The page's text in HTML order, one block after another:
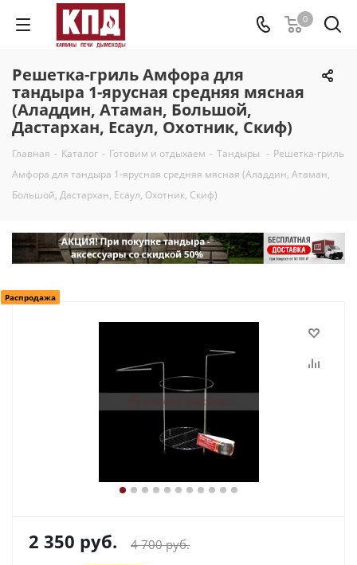
0
Решетка-гриль Амфора для
тандыра 1-ярусная средняя мясная
(Аладдин, Атаман, Большой,
Дастархан, Есаул, Охотник, Скиф)
Главная - Каталог - Готовим и отдыхаем - Тандыры - Решетка-гриль
Амфора для тандыра 1-ярусная средняя мясная (Аладдин, Атаман,
Большой, Дастархан, Есаул, Охотник, Скиф)
Распродажа
2 350 руб. 4 700руб.